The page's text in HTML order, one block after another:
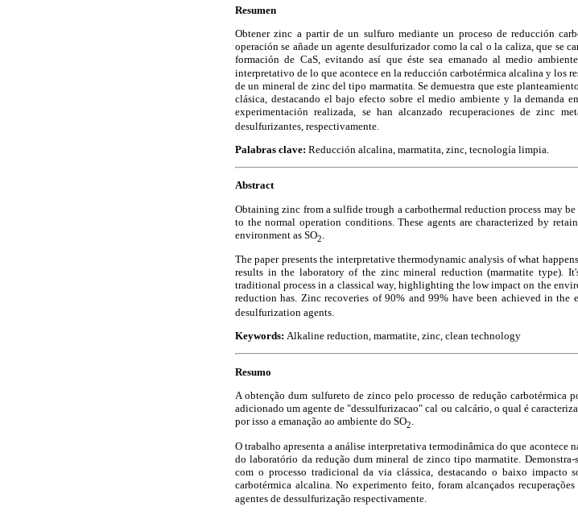
Resumen
Obtener zinc a partir de un sulfuro mediante un proceso de reducción
operación se añade un agente desulfurizador como la cal o la caliza, que se
formación de CaS, evitando así que éste sea emanado al medio
interpretativo de lo que acontece en la reducción carbotérmica alcalina y los
de un mineral de zinc del tipo marmatita. Se demuestra que este
clásica, destacando el bajo efecto sobre el medio ambiente y la demanda
experimentación realizada, se han alcanzado recuperaciones de zinc
desulfurizantes, respectivamente.
Palabras clave: Reducción alcalina, marmatita, zinc, tecnología limpia.
Abstract
Obtaining zinc from a sulfide trough a carbothermal reduction process may
to the normal operation conditions. These agents are characterized by
environment as SO2
The paper presents the interpretative thermodynamic analysis of what
results in the laboratory of the zinc mineral reduction (marmatite type).
traditional process in a classical way, highlighting the low impact on the
reduction has. Zinc recoveries of 90% and 99% have been achieved in the
desulfurization agents.
Keywords: Alkaline reduction, marmatite, zinc, clean technology
Resumo
A obtenção dum sulfureto de zinco pelo processo de redução carbotérmica
adicionado um agente de "dessulfurizacao" cal ou calcário, o qual é
por isso a emanação ao ambiente do SO2
O trabalho apresenta a análise interpretativa termodinâmica do que acontece
do laboratório da redução dum mineral de zinco tipo marmatite.
com o processo tradicional da via clássica, destacando o baixo impacto
carbotérmica alcalina. No experimento feito, foram alcançados
agentes de dessulfurização respectivamente.